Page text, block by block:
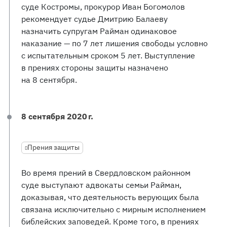
суде Костромы, прокурор Иван Богомолов
рекомендует судье Дмитрию Балаеву
назначить супругам Райман одинаковое
наказание — по 7 лет лишения свободы условно
с испытательным сроком 5 лет. Выступление
в прениях стороны защиты назначено
на 8 сентября.
8 сентября 2020 г.
Прения защиты
Во время прений в Свердловском районном
суде выступают адвокаты семьи Райман,
доказывая, что деятельность верующих была
связана исключительно с мирным исполнением
библейских заповедей. Кроме того, в прениях